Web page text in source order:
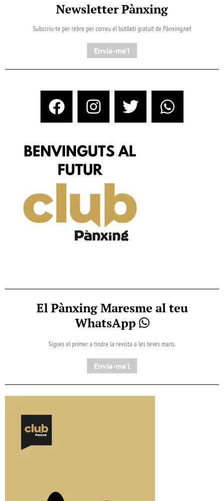
Newsletter Pànxing
Subscriu-te per rebre per correu el butlletí gratuït de Pànxing.net​
Envia-me'l
El Pànxing Maresme al teu
WhatsApp
Sigues el primer a tindre la revista a les teves mans.
Envia-me'l